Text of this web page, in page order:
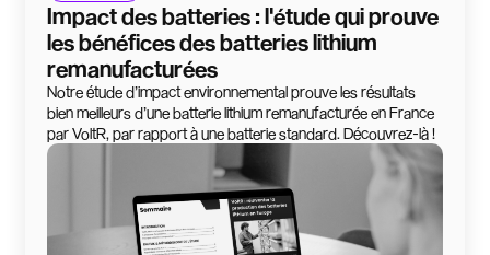
Impact des batteries : l'étude qui prouve
les bénéfices des batteries lithium
remanufacturées
Notre étude d’impact environnemental prouve les résultats
bien meilleurs d’une batterie lithium remanufacturée en France
par VoltR, par rapport à une batterie standard. Découvrez-là !